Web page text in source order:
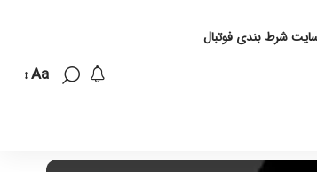
شرط بندی فوتبال
Aa